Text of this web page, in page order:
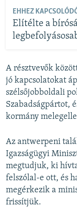
EHHEZ
Elítélte a
A résztvevők
jó kapcsolatokat
szélsőjobboldali
Szabadságpártot,
kormány
Az antwerpeni
Igazságügyi
megtudjuk, ki
felszólal-e ott, és
megérkezik a
frissítjük.